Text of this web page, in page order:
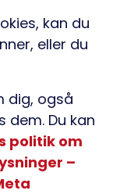
kan du
eller du
dig, også
dem. Du kan
politik om
–